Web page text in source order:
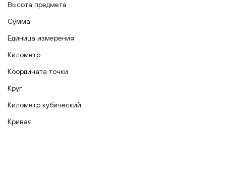
Высота предмета
Сумма
Единица измерения
Километр
Координата точки
Круг
Километр кубический
Кривая